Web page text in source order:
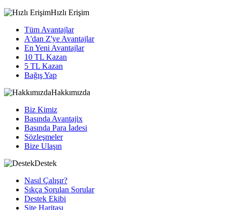
Hızlı Erişim
Tüm Avantajlar
A'dan Z'ye Avantajlar
En Yeni Avantajlar
10 TL Kazan
5 TL Kazan
Bağış Yap
Hakkımızda
Biz Kimiz
Basında Avantajix
Basında Para İadesi
Sözleşmeler
Bize Ulaşın
Destek
Nasıl Çalışır?
Sıkça Sorulan Sorular
Destek Ekibi
Site Haritası